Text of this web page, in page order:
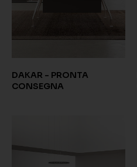
DAKAR - PRONTA
CONSEGNA